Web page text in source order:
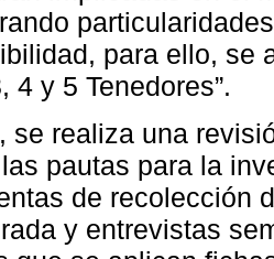
para ello, se
4 y 5 Tenedores”.
se realiza una
pautas para la
de recolección
y entrevistas